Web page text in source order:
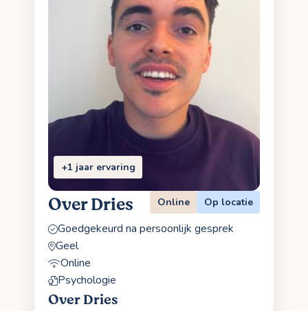
+1 jaar ervaring
Over Dries Online Op locatie
Goedgekeurd na persoonlijk gesprek
Geel
Online
Psychologie
Over Dries